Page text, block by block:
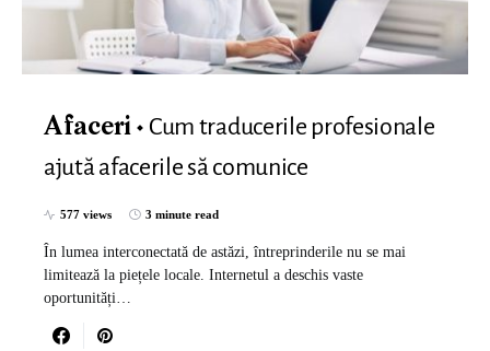
Afaceri
Cum traducerile profesionale
ajută afacerile să comunice
577 views 3 minute read
În lumea interconectată de astăzi, întreprinderile nu se mai
limitează la piețele locale. Internetul a deschis vaste
oportunități…